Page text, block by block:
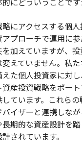
にアクセスする個
プローチで運用に参
加えていますが、
えていません。私
た個人投資家に対
産投資戦略をポー
ています。これら
イザーと連携しな
期的な資産設計を
されています。